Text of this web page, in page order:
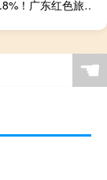
同比增长92.8%！广东红色旅游景区假期热度“狂飙” 到底什么情况嘞
☚